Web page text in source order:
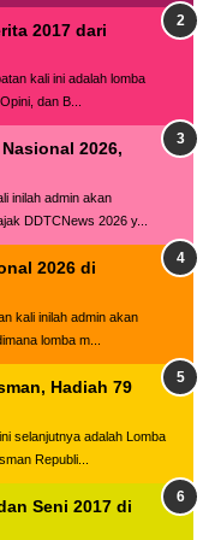
2017 dari
kali ini adalah lomba
dan B...
2026,
inilah admin akan
DDTCNews 2026 y...
2026 di
kali inilah admin akan
lomba m...
Hadiah 79
selanjutnya adalah Lomba
Republi...
Seni 2017 di